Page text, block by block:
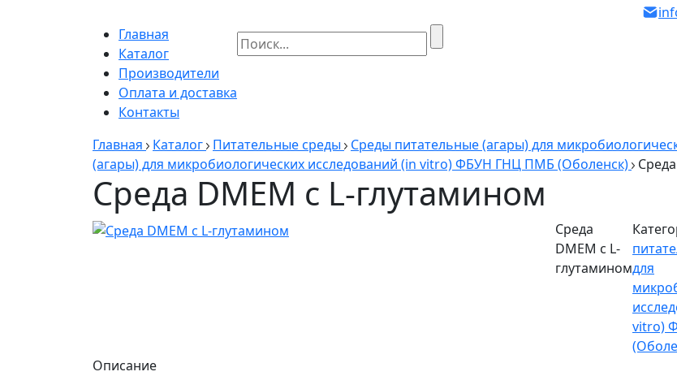
Главная
Каталог
Производители
Оплата и доставка
Контакты
Главная
Каталог Питательные среды Среды питательные (агары) для
(агары) для микробиологических исследований (in vitro) ФБУН ГНЦ ПМБ (Оболенск)
Среда DMEM с L-глутамином
Среда
DMEM с L-
глутаминомдля
vitro)
Описание